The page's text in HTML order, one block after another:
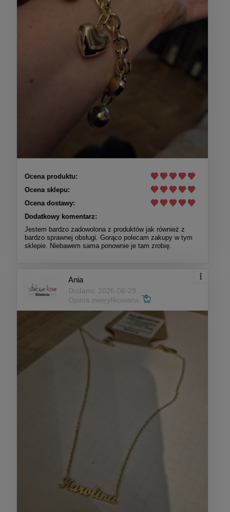
Ocena produktu:
Ocena sklepu:
Ocena dostawy:
Dodatkowy komentarz:
Jestem bardzo zadowolona z produktów jak również z
bardzo sprawnej obsługi. Gorąco polecam zakupy w tym
sklepie. Niebawem sama ponownie je tam zrobię.
Ania
Dodano: 2026-06-29
Opinia zweryfikowana